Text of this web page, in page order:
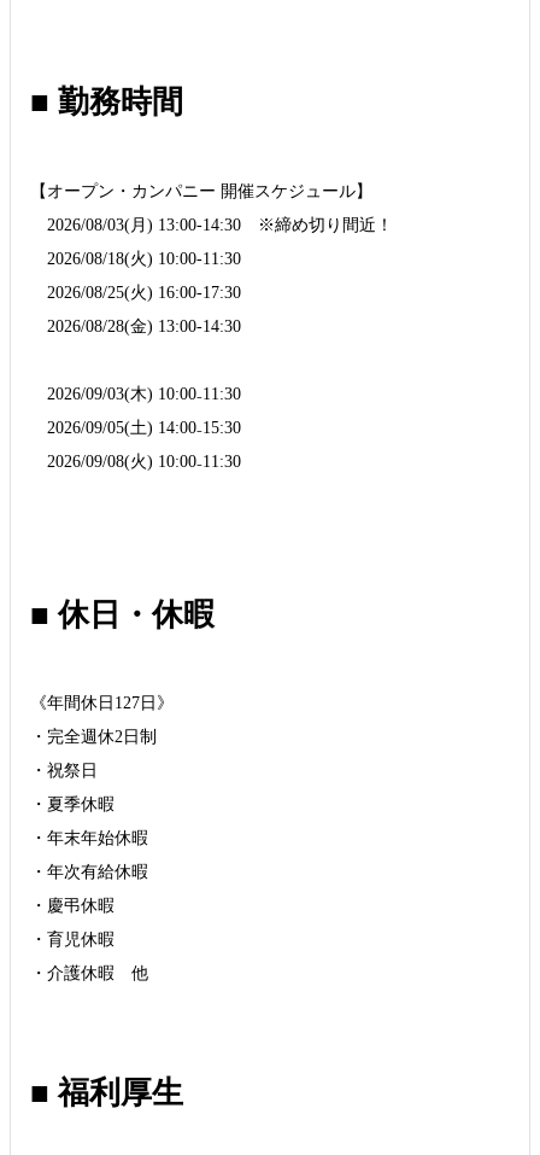
■ 勤務時間
【オープン・カンパニー 開催スケジュール】
2026/08/03(月) 13:00-14:30 ※締め切り間近！
2026/08/18(火) 10:00-11:30
2026/08/25(火) 16:00-17:30
2026/08/28(金) 13:00-14:30
2026/09/03(木) 10:00₋11:30
2026/09/05(土) 14:00₋15:30
2026/09/08(火) 10:00₋11:30
■ 休日・休暇
《年間休日127日》
・完全週休2日制
・祝祭日
・夏季休暇
・年末年始休暇
・年次有給休暇
・慶弔休暇
・育児休暇
・介護休暇 他
■ 福利厚生